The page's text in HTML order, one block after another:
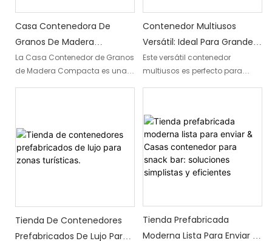
prefabricados y se puede
ensamblar in situ con un
mínimo de preparación del
terreno.
Casa Contenedora De
Granos De Madera
Compacta: Su Pequeña
Tienda Perfecta
La Casa Contenedor de Granos
de Madera Compacta es una
madera crea una atmósfera
acogedora y atractiva, lo que
lo convierte en el espacio
Contenedor Multiusos
Versátil: Ideal Para Grandes
Restaurantes, Tiendas De
Ropa Y Espacios Habitables
Este versátil contenedor
multiusos es perfecto para
amplia capacidad lo
convierten en una solución
ideal para almacenar,
organizar y exhibir diversos
artículos.
Tienda De Contenedores
Prefabricados De Lujo Para
Tienda Prefabricada
Moderna Lista Para Enviar &